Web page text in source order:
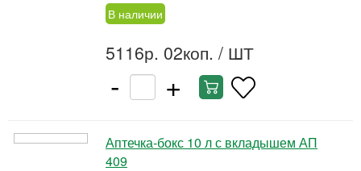
В наличии
5116р. 02коп. / ШТ
- +
Аптечка-бокс 10 л с вкладышем АП
409